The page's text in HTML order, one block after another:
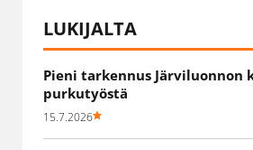
LUKIJALTA
Pieni tarkennus Järviluonnon
purkutyöstä
15.7.2026